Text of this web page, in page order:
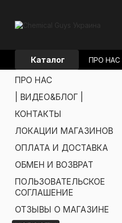
Каталог ПРО НАС
ПРО НАС
| ВИДЕО&БЛОГ |
КОНТАКТЫ
ЛОКАЦИИ МАГАЗИНОВ
ОПЛАТА И ДОСТАВКА
ОБМЕН И ВОЗВРАТ
ПОЛЬЗОВАТЕЛЬСКОЕ
СОГЛАШЕНИЕ
ОТЗЫВЫ О МАГАЗИНЕ